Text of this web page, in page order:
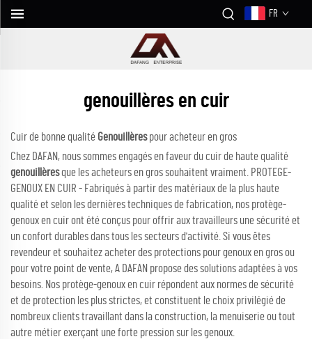
FR
genouillères en cuir
Cuir de bonne qualité Genouillèrespour acheteur en gros
Chez DAFAN, nous sommes engagés en faveur du cuir de haute qualité
genouillèresque les acheteurs en gros souhaitent vraiment. PROTEGE-
GENOUX EN CUIR - Fabriqués à partir des matériaux de la plus haute
qualité et selon les dernières techniques de fabrication, nos protège-
genoux en cuir ont été conçus pour offrir aux travailleurs une sécurité et
un confort durables dans tous les secteurs d'activité. Si vous êtes
revendeur et souhaitez acheter des protections pour genoux en gros ou
pour votre point de vente, A DAFAN propose des solutions adaptées à vos
besoins. Nos protège-genoux en cuir répondent aux normes de sécurité
et de protection les plus strictes, et constituent le choix privilégié de
nombreux clients travaillant dans la construction, la menuiserie ou tout
autre métier exerçant une forte pression sur les genoux.